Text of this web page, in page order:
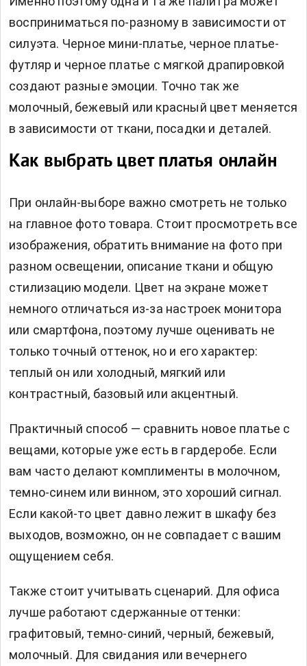
восприниматься по-разному в зависимости от
силуэта. Черное мини-платье, черное платье-
футляр и черное платье с мягкой драпировкой
создают разные эмоции. Точно так же
молочный, бежевый или красный цвет меняется
в зависимости от ткани, посадки и деталей.
Как выбрать цвет платья онлайн
При онлайн-выборе важно смотреть не только
на главное фото товара. Стоит просмотреть все
изображения, обратить внимание на фото при
разном освещении, описание ткани и общую
стилизацию модели. Цвет на экране может
немного отличаться из-за настроек монитора
или смартфона, поэтому лучше оценивать не
только точный оттенок, но и его характер:
теплый он или холодный, мягкий или
контрастный, базовый или акцентный.
Практичный способ — сравнить новое платье с
вещами, которые уже есть в гардеробе. Если
вам часто делают комплименты в молочном,
темно-синем или винном, это хороший сигнал.
Если какой-то цвет давно лежит в шкафу без
выходов, возможно, он не совпадает с вашим
ощущением себя.
Также стоит учитывать сценарий. Для офиса
лучше работают сдержанные оттенки:
графитовый, темно-синий, черный, бежевый,
молочный. Для свидания или вечернего